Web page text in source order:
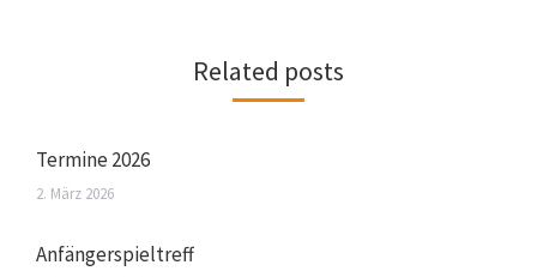
Related posts
Termine 2026
2. März 2026
Anfängerspieltreff